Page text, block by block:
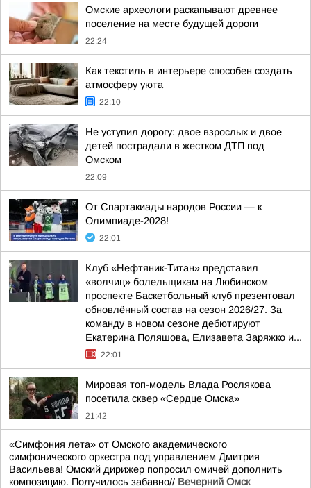
Омские археологи раскапывают древнее
поселение на месте будущей дороги
22:24
Как текстиль в интерьере способен создать
атмосферу уюта
22:10
Не уступил дорогу: двое взрослых и двое
детей пострадали в жестком ДТП под
Омском
22:09
От Спартакиады народов России — к
Олимпиаде-2028!
22:01
Клуб «Нефтяник-Титан» представил
«волчиц» болельщикам на Любинском
проспекте Баскетбольный клуб презентовал
обновлённый состав на сезон 2026/27. За
команду в новом сезоне дебютируют
Екатерина Поляшова, Елизавета Заряжко и...
22:01
Мировая топ-модель Влада Рослякова
посетила сквер «Сердце Омска»
21:42
«Симфония лета» от Омского академического
симфонического оркестра под управлением Дмитрия
Васильева! Омский дирижер попросил омичей дополнить
композицию. Получилось забавно// Вечерний Омск